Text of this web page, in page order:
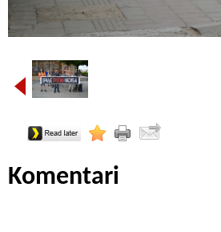
Komentari